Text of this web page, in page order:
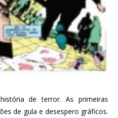
de terror. As primeiras
de gula e desespero gráficos.